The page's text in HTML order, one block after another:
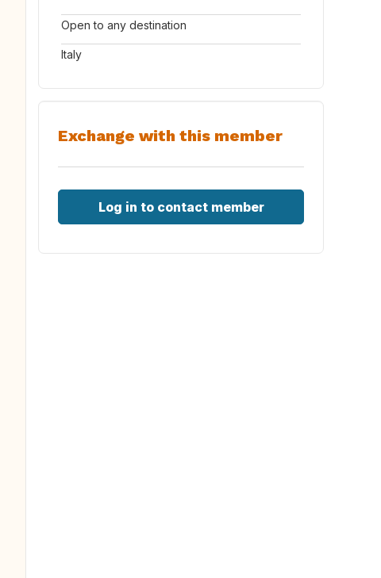
Open to any destination
Italy
Exchange with this member
Log in to contact member